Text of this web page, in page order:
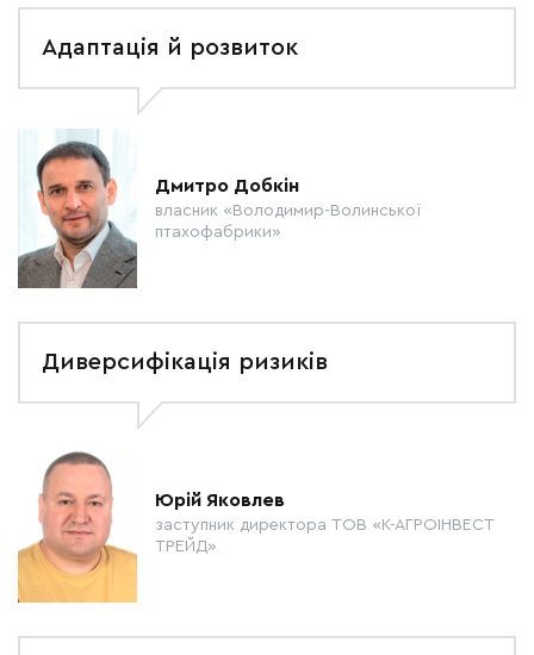
Адаптація й розвиток
Дмитро Добкін
власник «Володимир-Волинської
птахофабрики»
Диверсифікація ризиків
Юрій Яковлев
заступник директора ТОВ «К-АГРОІНВЕСТ
ТРЕЙД»